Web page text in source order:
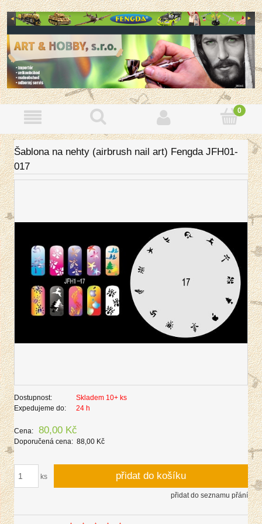
Šablona na nehty (airbrush nail art) Fengda JFH01-
017
Dostupnost:
Skladem 10+ ks
Expedujeme do:
24 h
Cena: 80,00 Kč
Doporučená cena: 88,00 Kč
ks přidat do košíku
přidat do seznamu přání